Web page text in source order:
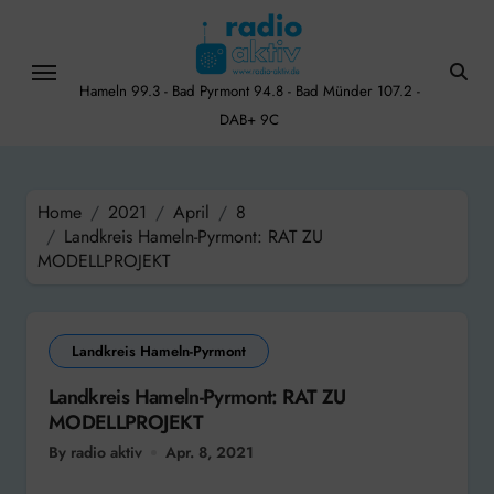
content
Hameln 99.3 - Bad Pyrmont 94.8 - Bad Münder 107.2 -
DAB+ 9C
Home 2021 April
8
Landkreis Hameln-Pyrmont: RAT ZU
MODELLPROJEKT
Landkreis Hameln-Pyrmont
Landkreis Hameln-Pyrmont: RAT ZU
MODELLPROJEKT
By radio aktiv Apr. 8, 2021